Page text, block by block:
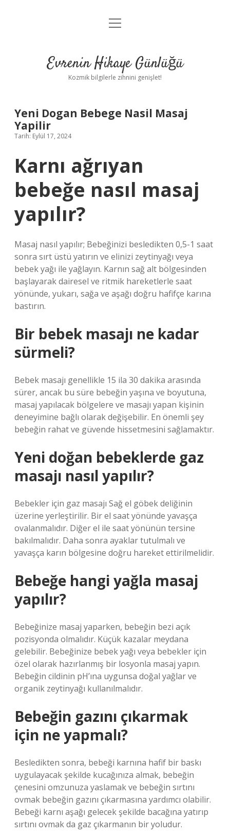
Anasayfa
Yasal Uyarı
menüyü
Evrenin Hikaye Günlüğü
Kozmik bilgilerle zihnini genişlet!
Yeni Dogan Bebege Nasil Masaj
Yapilir
Tarih: Eylül 17, 2024
Karnı ağrıyan
bebeğe nasıl masaj
yapılır?
Masaj nasıl yapılır; Bebeğinizi besledikten 0,5-1 saat
sonra sırt üstü yatırın ve elinizi zeytinyağı veya
bebek yağı ile yağlayın. Karnın sağ alt bölgesinden
başlayarak dairesel ve ritmik hareketlerle saat
yönünde, yukarı, sağa ve aşağı doğru hafifçe karına
bastırın.
Bir bebek masajı ne kadar
sürmeli?
Bebek masajı genellikle 15 ila 30 dakika arasında
sürer, ancak bu süre bebeğin yaşına ve boyutuna,
masaj yapılacak bölgelere ve masajı yapan kişinin
deneyimine bağlı olarak değişebilir. En önemli şey
bebeğin rahat ve güvende hissetmesini sağlamaktır.
Yeni doğan bebeklerde gaz
masajı nasıl yapılır?
Bebekler için gaz masajı Sağ el göbek deliğinin
üzerine yerleştirilir. Bir el saat yönünde yavaşça
ovalanmalıdır. Diğer el ile saat yönünün tersine
bakılmalıdır. Daha sonra ayaklar tutulmalı ve
yavaşça karın bölgesine doğru hareket ettirilmelidir.
Bebeğe hangi yağla masaj
yapılır?
Bebeğinize masaj yaparken, bebeğin bezi açık
pozisyonda olmalıdır. Küçük kazalar meydana
gelebilir. Bebeğinize bebek yağı veya bebekler için
özel olarak hazırlanmış bir losyonla masaj yapın.
Bebeğin cildinin pH’ına uygunsa doğal yağlar ve
organik zeytinyağı kullanılmalıdır.
Bebeğin gazını çıkarmak
için ne yapmalı?
Besledikten sonra, bebeği karnına hafif bir baskı
uygulayacak şekilde kucağınıza almak, bebeğin
çenesini omzunuza yaslamak ve bebeğin sırtını
ovmak bebeğin gazını çıkarmasına yardımcı olabilir.
Bebeği karnı aşağı gelecek şekilde bacağına yatırıp
sırtını ovmak da gaz çıkarmanın bir yoludur.